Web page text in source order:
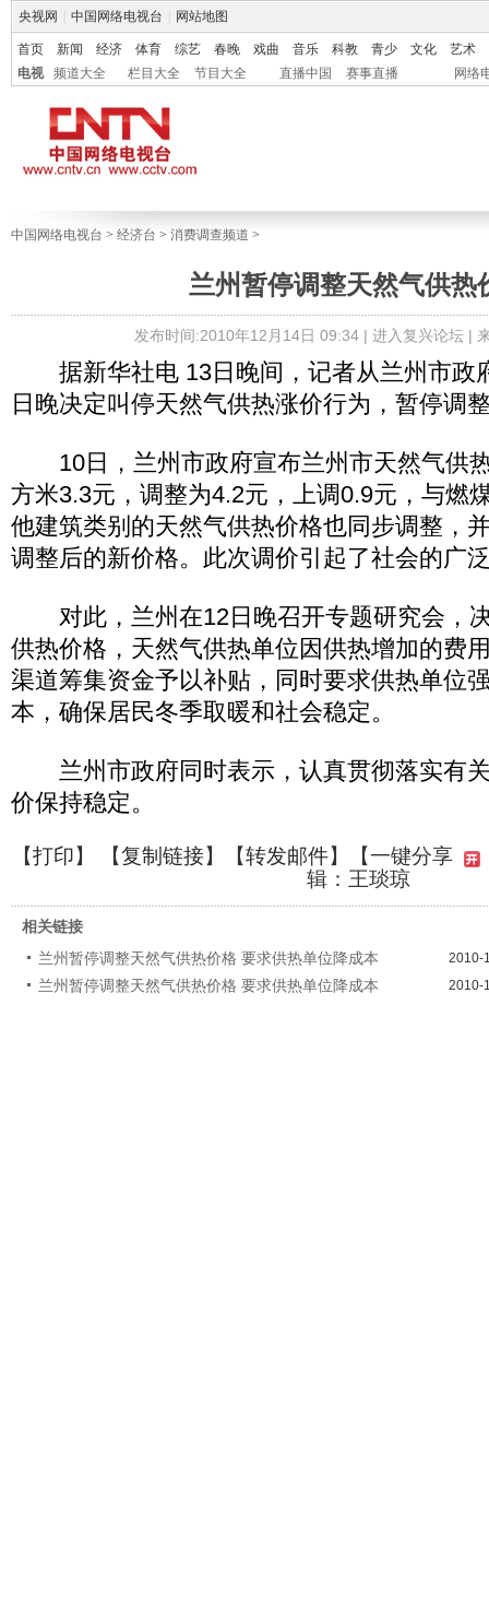
央视网 中国网络电视台 网站地图
首页 新闻 经济 体育 综艺 春晚 戏曲 音乐 科教 青少 文化
艺术
电视
频道大全 栏目大全 节目大全 直播中国 赛事直播 网络
中国网络电视台 > 经济台 > 消费调查频道 >
兰州暂停调整天然气供热
发布时间:2010年12月14日 09:34 | 进入复兴论坛|
据新华社电 13日晚间，记者从兰州市政
日晚决定叫停天然气供热涨价行为，暂停调
10日，兰州市政府宣布兰州市天然气供
方米3.3元，调整为4.2元，上调0.9元，与燃
他建筑类别的天然气供热价格也同步调整，
调整后的新价格。此次调价引起了社会的广
对此，兰州在12日晚召开专题研究会，
供热价格，天然气供热单位因供热增加的费
渠道筹集资金予以补贴，同时要求供热单位
本，确保居民冬季取暖和社会稳定。
兰州市政府同时表示，认真贯彻落实有
价保持稳定。
【打印】 【复制链接】【转发邮件】
【一键分享
辑：王琰琼
相关链接
兰州暂停调整天然气供热价格 要求供热单位降成本
2010-
兰州暂停调整天然气供热价格 要求供热单位降成本 2010-